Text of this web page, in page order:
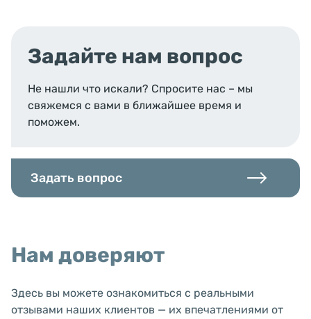
Задайте нам вопрос
Не нашли что искали? Спросите нас – мы
свяжемся с вами в ближайшее время и
поможем.
Задать вопрос
Нам доверяют
Здесь вы можете ознакомиться с реальными
отзывами наших клиентов — их впечатлениями от